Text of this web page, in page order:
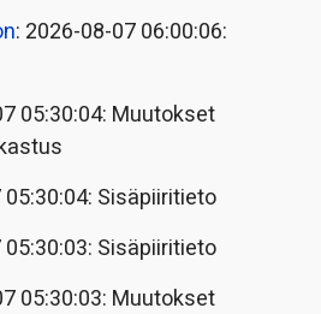
: 2026-08-07 06:00:06:
05:30:04: Muutokset
Sisäpiiritieto
Sisäpiiritieto
05:30:03: Muutokset